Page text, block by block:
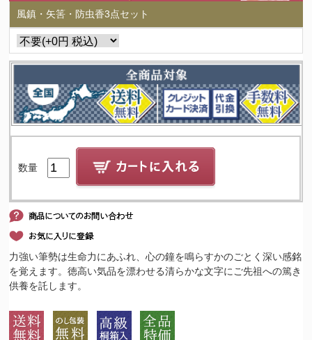
風鎮・矢筈・防虫香3点セット
数量
力強い筆勢は生命力にあふれ、心の鐘を鳴らすかのごとく深い感銘
を覚えます。徳高い気品を漂わせる清らかな文字にご先祖への篤き
供養を託します。